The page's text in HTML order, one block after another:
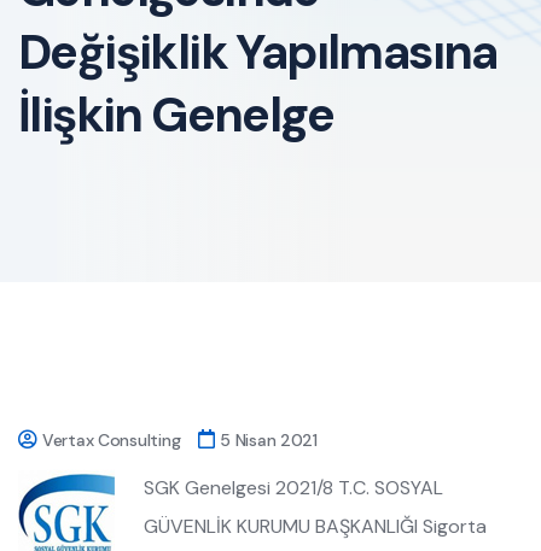
Değişiklik Yapılmasına
İlişkin Genelge
Vertax Consulting 5 Nisan 2021
SGK Genelgesi 2021/8 T.C. SOSYAL
GÜVENLİK KURUMU BAŞKANLIĞI Sigorta